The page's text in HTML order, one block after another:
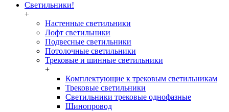
Светильники!
+
Настенные светильники
Лофт светильники
Подвесные светильники
Потолочные светильники
Трековые и шинные светильники
+
Комплектующие к трековым светильникам
Трековые светильники
Светильники трековые однофазные
Шинопровод